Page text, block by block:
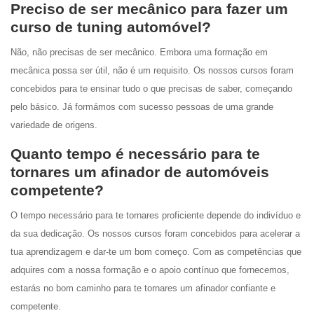
Preciso de ser mecânico para fazer um
curso de tuning automóvel?
Não, não precisas de ser mecânico. Embora uma formação em
mecânica possa ser útil, não é um requisito. Os nossos cursos foram
concebidos para te ensinar tudo o que precisas de saber, começando
pelo básico. Já formámos com sucesso pessoas de uma grande
variedade de origens.
Quanto tempo é necessário para te
tornares um afinador de automóveis
competente?
O tempo necessário para te tornares proficiente depende do indivíduo e
da sua dedicação. Os nossos cursos foram concebidos para acelerar a
tua aprendizagem e dar-te um bom começo. Com as competências que
adquires com a nossa formação e o apoio contínuo que fornecemos,
estarás no bom caminho para te tornares um afinador confiante e
competente.